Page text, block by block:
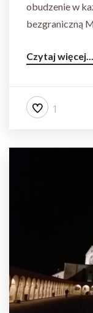
obudzenie w
bezgraniczną
Czytaj więcej...
1